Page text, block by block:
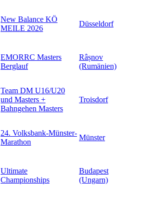
New Balance KÖ
MEILE 2026
Düsseldorf
EMORRC Masters
Berglauf
Râșnov
(Rumänien)
Team DM U16/U20
und Masters +
Bahngehen Masters
Troisdorf
24. Volksbank-Münster-
Marathon
Münster
Ultimate
Championships
Budapest
(Ungarn)